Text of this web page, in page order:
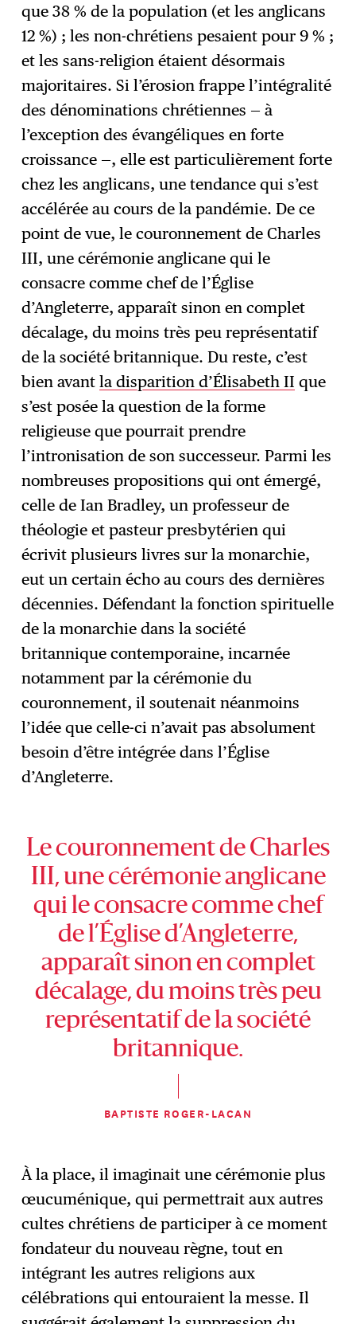
que 38 % de la population (et les anglicans
12 %) ; les non-chrétiens pesaient pour 9 % ;
et les sans-religion étaient désormais
majoritaires. Si l’érosion frappe l’intégralité
des dénominations chrétiennes — à
l’exception des évangéliques en forte
croissance —, elle est particulièrement forte
chez les anglicans, une tendance qui s’est
accélérée au cours de la pandémie. De ce
point de vue, le couronnement de Charles
III, une cérémonie anglicane qui le
consacre comme chef de l’Église
d’Angleterre, apparaît sinon en complet
décalage, du moins très peu représentatif
de la société britannique. Du reste, c’est
bien avantla disparition d’Élisabeth II que
s’est posée la question de la forme
religieuse que pourrait prendre
l’intronisation de son successeur. Parmi les
nombreuses propositions qui ont émergé,
celle de Ian Bradley, un professeur de
théologie et pasteur presbytérien qui
écrivit plusieurs livres sur la monarchie,
eut un certain écho au cours des dernières
décennies. Défendant la fonction spirituelle
de la monarchie dans la société
britannique contemporaine, incarnée
notamment par la cérémonie du
couronnement, il soutenait néanmoins
l’idée que celle-ci n’avait pas absolument
besoin d’être intégrée dans l’Église
d’Angleterre.
Le couronnement de Charles
III, une cérémonie anglicane
qui le consacre comme chef
de l’Église d’Angleterre,
apparaît sinon en complet
décalage, du moins très peu
représentatif de la société
britannique.
BAPTISTE ROGER-LACAN
À la place, il imaginait une cérémonie plus
œucuménique, qui permettrait aux autres
cultes chrétiens de participer à ce moment
fondateur du nouveau règne, tout en
intégrant les autres religions aux
célébrations qui entouraient la messe. Il